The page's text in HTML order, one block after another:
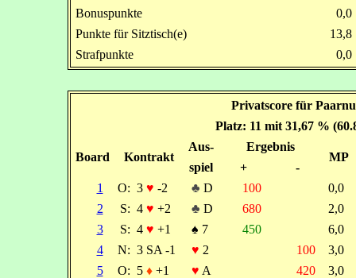
Bonuspunkte
Punkte für Sitztisch(e)
Strafpunkte
Privatscore für
Platz: 11 mit 31,67 %
Board Kontrakt
Aus- Ergebnis
MP
spiel +
-
1
O: 3 ♥ -2 ♣ D 100
0,0
2
S: 4 ♥ +2 ♣ D 680
2,0
3
S: 4 ♥ +1 ♠ 7 450
6,0
4
N: 3 SA -1 ♥ 2 100
3,0
5
O: 5 ♦+1 ♥ A 420
3,0